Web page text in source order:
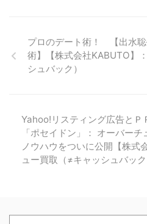
プロのデート術！ 【出水
術】【株式会社KABUTO】
シュバック）
Yahoo!リスティング広告とＰ
「ポセイドン」： オーバー
ノウハウをついに公開【株式
ュー買取（≠キャッシュバック